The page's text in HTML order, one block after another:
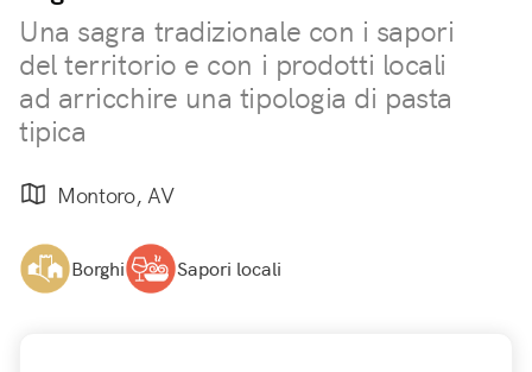
Una sagra tradizionale con i sapori
del territorio e con i prodotti locali
ad arricchire una tipologia di pasta
tipica
Montoro, AV
Borghi Sapori locali